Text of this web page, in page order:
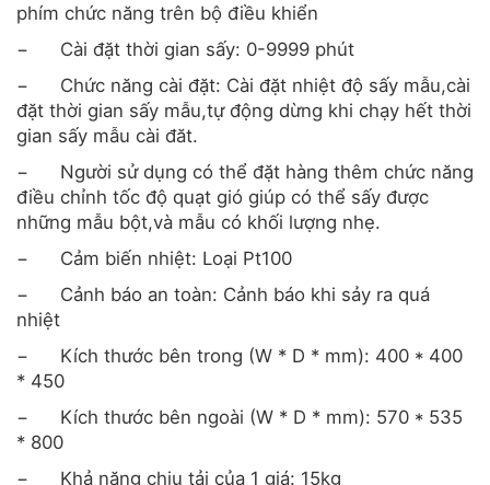
phím chức năng trên bộ điều khiển
−
Cài đặt thời gian sấy: 0-9999 phút
−
Chức năng cài đặt: Cài đặt nhiệt độ sấy mẫu,cài
đặt thời gian sấy mẫu,tự động dừng khi chạy hết thời
gian sấy mẫu cài đăt.
−
Người sử dụng có thể đặt hàng thêm chức năng
điều chỉnh tốc độ quạt gió giúp có thể sấy được
những mẫu bột,và mẫu có khối lượng nhẹ.
−
Cảm biến nhiệt: Loại Pt100
−
Cảnh báo an toàn: Cảnh báo khi sảy ra quá
nhiệt
−
Kích thước bên trong (W * D * mm): 400 * 400
* 450
−
Kích thước bên ngoài (W * D * mm): 570 * 535
* 800
−
Khả năng chịu tải của 1 giá: 15kg